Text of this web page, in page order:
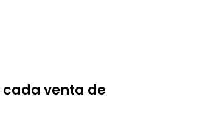
cada venta de